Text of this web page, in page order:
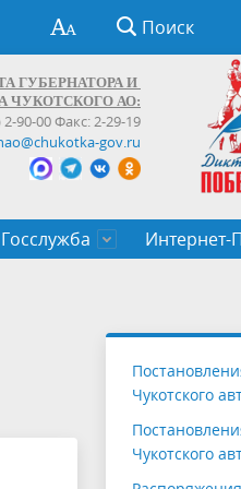
Поиск
ГУБЕРНАТОРА И
ЧУКОТСКОГО АО:
2-90-00 Факс: 2-29-19
gov.ru
Госслужба
служащих
Чукотского
Чукотского